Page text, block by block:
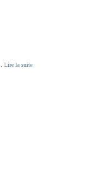
Lire la suite